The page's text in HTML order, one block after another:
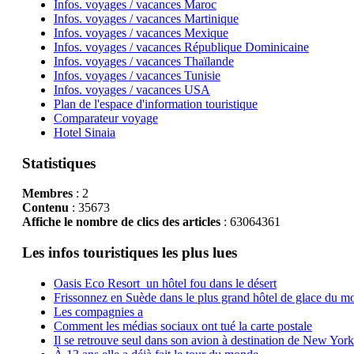
Infos. voyages / vacances Maroc
Infos. voyages / vacances Martinique
Infos. voyages / vacances Mexique
Infos. voyages / vacances République Dominicaine
Infos. voyages / vacances Thaïlande
Infos. voyages / vacances Tunisie
Infos. voyages / vacances USA
Plan de l'espace d'information touristique
Comparateur voyage
Hotel Sinaia
Statistiques
Membres: 2
Contenu : 35673
Affiche le nombre de clics des articles: 63064361
Les infos touristiques les plus lues
Oasis Eco Resort un hôtel fou dans le désert
Frissonnez en Suède dans le plus grand hôtel de glace du
Les compagnies a
Comment les médias sociaux ont tué la carte postale
Il se retrouve seul dans son avion à destination de New York